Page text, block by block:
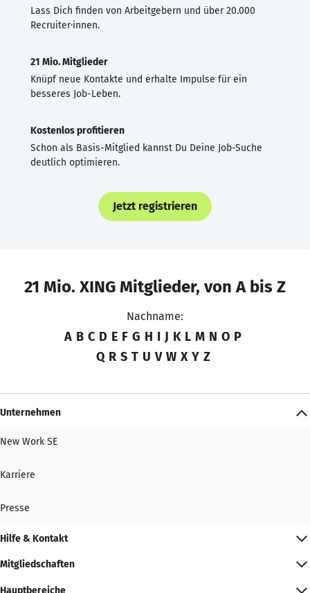
Lass Dich finden von Arbeitgebern und über 20.000
Recruiter·innen.
21 Mio. Mitglieder
Knüpf neue Kontakte und erhalte Impulse für ein
besseres Job-Leben.
Kostenlos profitieren
Schon als Basis-Mitglied kannst Du Deine Job-Suche
deutlich optimieren.
Jetzt registrieren
21 Mio. XING Mitglieder, von A bis Z
Nachname:
A B C D E F G H I J K L M N O P
Q R S T U V W X Y Z
Unternehmen
New Work SE
Karriere
Presse
Hilfe & Kontakt
Mitgliedschaften
Hauptbereiche